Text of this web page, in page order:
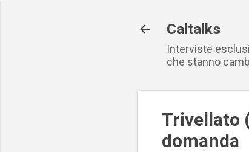
Caltalks
Interviste
che stanno
Trivellato
domanda